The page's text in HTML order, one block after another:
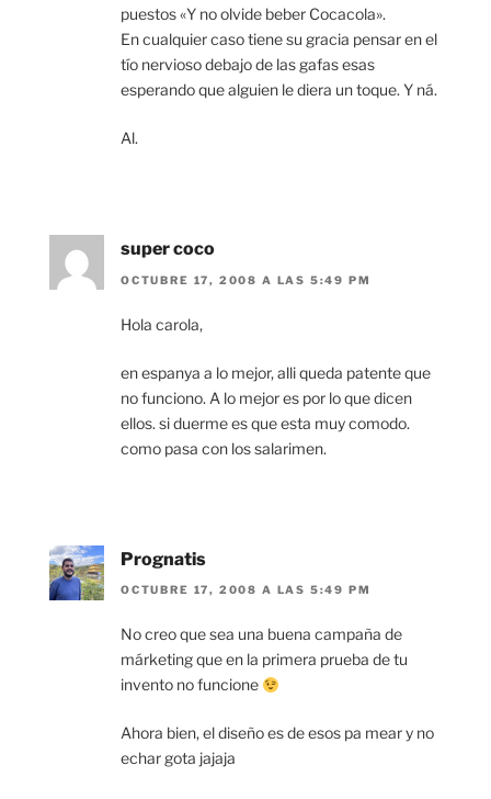
puestos «Y no olvide beber Cocacola».
En cualquier caso tiene su gracia pensar en el
tío nervioso debajo de las gafas esas
esperando que alguien le diera un toque. Y ná.
Al.
super coco
OCTUBRE 17, 2008 A LAS 5:49 PM
Hola carola,
en espanya a lo mejor, alli queda patente que
no funciono. A lo mejor es por lo que dicen
ellos. si duerme es que esta muy comodo.
como pasa con los salarimen.
Prognatis
OCTUBRE 17, 2008 A LAS 5:49 PM
No creo que sea una buena campaña de
márketing que en la primera prueba de tu
invento no funcione
Ahora bien, el diseño es de esos pa mear y no
echar gota jajaja